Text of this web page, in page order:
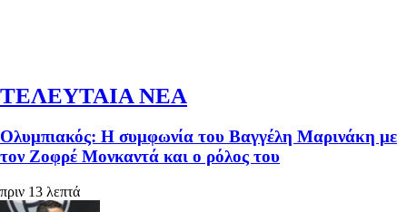
ΤΕΛΕΥΤΑΙΑ ΝΕΑ
Ολυμπιακός: Η συμφωνία του Βαγγέλη Μαρινάκη με
τον Ζοφρέ Μονκαντά και ο ρόλος του
πριν 13 λεπτά